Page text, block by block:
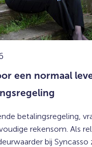
een normaal
betalingsregeling,
rekensom. Als
bij Syncasso